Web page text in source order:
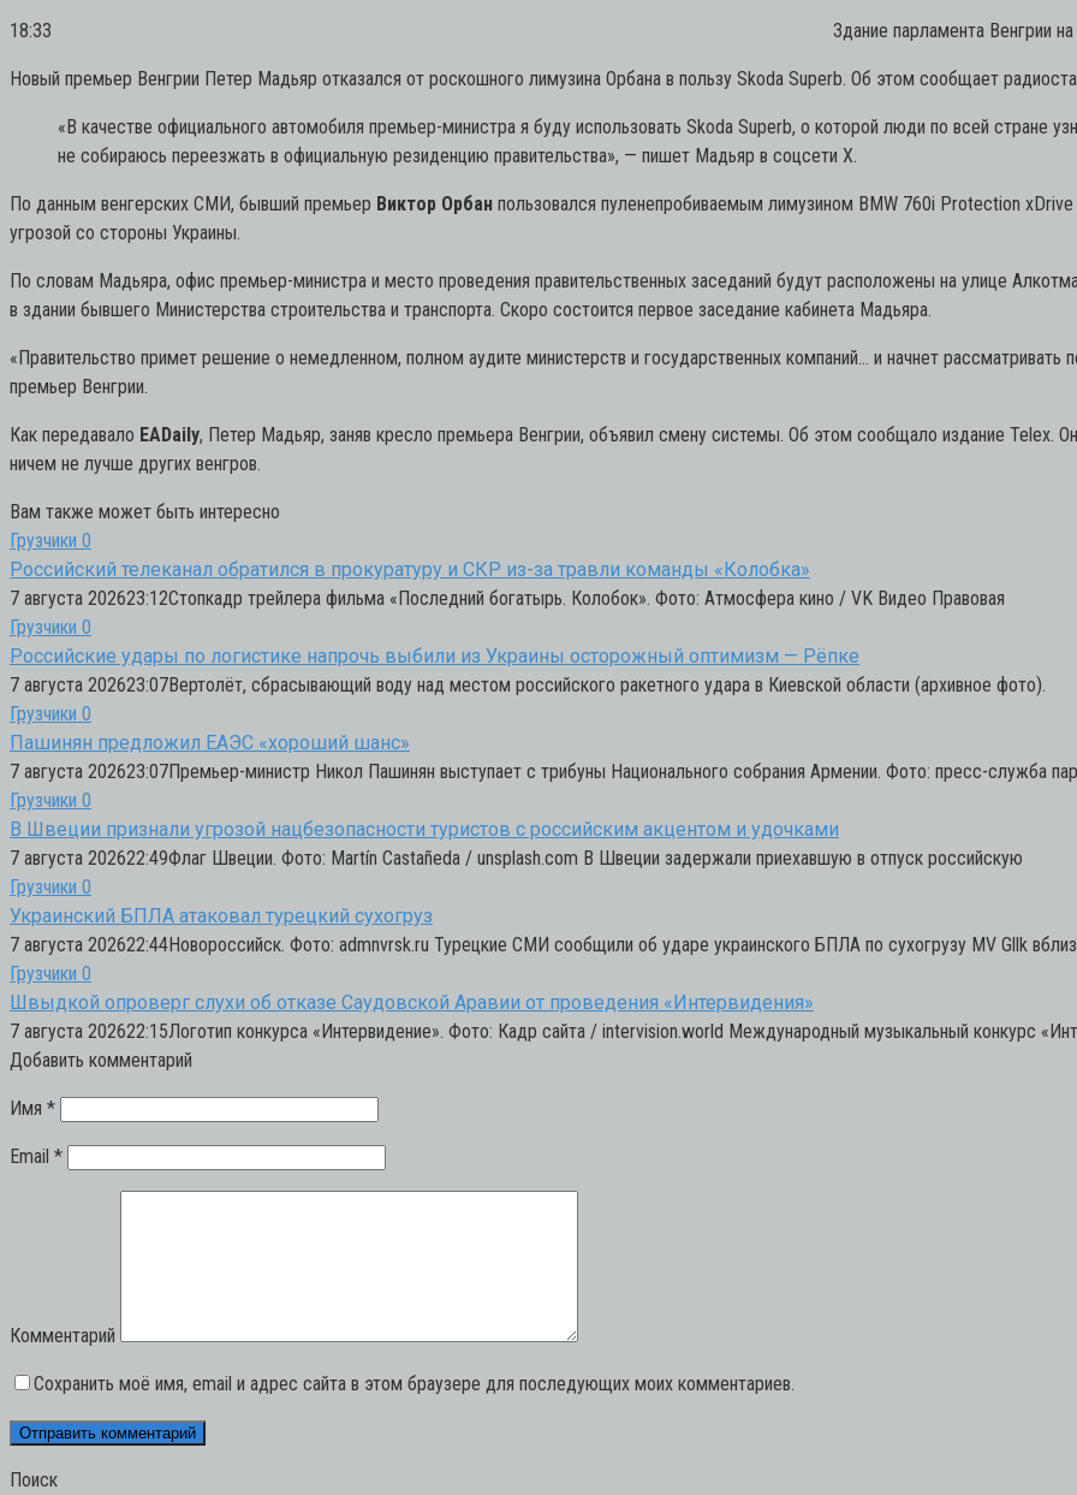
18:33 Здание парламента Венгрии
Новый премьер Венгрии Петер Мадьяр отказался от роскошного лимузина Орбана в пользу Skoda Superb. Об этом сообщает
«В качестве официального автомобиля премьер-министра я буду использовать Skoda Superb, о которой люди по всей стране
не собираюсь переезжать в официальную резиденцию правительства», — пишет Мадьяр в соцсети Х.
По данным венгерских СМИ, бывший премьер Виктор Орбан пользовался пуленепробиваемым лимузином BMW 760i Protection
угрозой со стороны Украины.
По словам Мадьяра, офис премьер-министра и место проведения правительственных заседаний будут расположены на улице
в здании бывшего Министерства строительства и транспорта. Скоро состоится первое заседание кабинета Мадьяра.
«Правительство примет решение о немедленном, полном аудите министерств и государственных компаний… и начнет
премьер Венгрии.
Как передавало EADaily, Петер Мадьяр, заняв кресло премьера Венгрии, объявил смену системы. Об этом сообщало издание Telex.
ничем не лучше других венгров.
Вам также может быть интересно
Грузчики 0
Российский телеканал обратился в прокуратуру и СКР из-за травли команды «Колобка»
7 августа 202623:12Стопкадр трейлера фильма «Последний богатырь. Колобок». Фото: Атмосфера кино / VK Видео Правовая
Грузчики 0
Российские удары по логистике напрочь выбили из Украины осторожный оптимизм — Рёпке
7 августа 202623:07Вертолёт, сбрасывающий воду над местом российского ракетного удара в Киевской области (архивное фото).
Грузчики 0
Пашинян предложил ЕАЭС «хороший шанс»
7 августа 202623:07Премьер-министр Никол Пашинян выступает с трибуны Национального собрания Армении. Фото: пресс-служба
Грузчики 0
В Швеции признали угрозой нацбезопасности туристов с российским акцентом и удочками
7 августа 202622:49Флаг Швеции. Фото: Martín Castañeda / unsplash.com В Швеции задержали приехавшую в отпуск российскую
Грузчики 0
Украинский БПЛА атаковал турецкий сухогруз
7 августа 202622:44Новороссийск. Фото: admnvrsk.ru Турецкие СМИ сообщили об ударе украинского БПЛА по сухогрузу MV Gllk
Грузчики 0
Швыдкой опроверг слухи об отказе Саудовской Аравии от проведения «Интервидения»
7 августа 202622:15Логотип конкурса «Интервидение». Фото: Кадр сайта / intervision.world Международный музыкальный конкурс
Добавить комментарий
Имя *
Email *
Комментарий
Сохранить моё имя, email и адрес сайта в этом браузере для последующих моих комментариев.
Поиск